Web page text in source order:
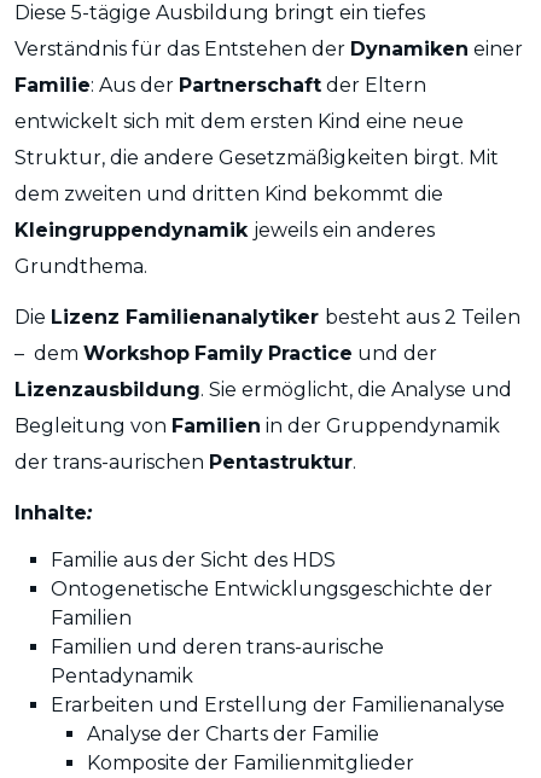
Diese 5-tägige Ausbildung bringt ein tiefes
Verständnis für das Entstehen der Dynamiken einer
Familie: Aus der Partnerschaft der Eltern
entwickelt sich mit dem ersten Kind eine neue
Struktur, die andere Gesetzmäßigkeiten birgt. Mit
dem zweiten und dritten Kind bekommt die
Kleingruppendynamik jeweils ein anderes
Grundthema.
Die Lizenz Familienanalytiker besteht aus 2 Teilen
– dem Workshop Family Practice und der
Lizenzausbildung. Sie ermöglicht, die Analyse und
Begleitung von Familien in der Gruppendynamik
der trans-aurischen Pentastruktur.
Inhalte:
Familie aus der Sicht des HDS
Ontogenetische Entwicklungsgeschichte der
Familien
Familien und deren trans-aurische
Pentadynamik
Erarbeiten und Erstellung der Familienanalyse
Analyse der Charts der Familie
Komposite der Familienmitglieder